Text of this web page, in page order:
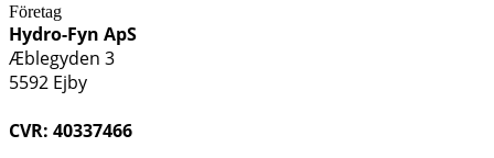
Företag
Hydro-Fyn ApS
Æblegyden 3
5592 Ejby
CVR: 40337466